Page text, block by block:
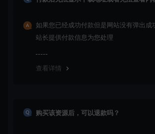
如果您已经成功付款但是网站没有弹出成
站长提供付款信息为您处理
查看详情
购买该资源后，可以退款吗？